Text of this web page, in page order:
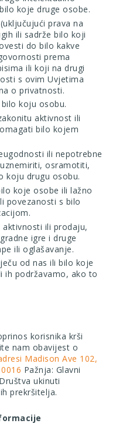
koje druge osobe.
prava na
ili sadrže bilo koji
do bilo kakve
prema
ili koji na drugi
s ovim Uvjetima
o privatnosti.
koju osobu.
aktivnost ili
bilo kojem
ili nepotrebne
osramotiti,
koju drugu osobu.
koje osobe ili lažno
povezanosti s bilo
ili prodaju,
igre i druge
ili oglašavanje.
od nas ili bilo koje
ih podržavamo, ako to
korisnika krši
nam obavijest o
Madison Ave 102,
Pažnja: Glavni
ukinuti
prekršitelja.